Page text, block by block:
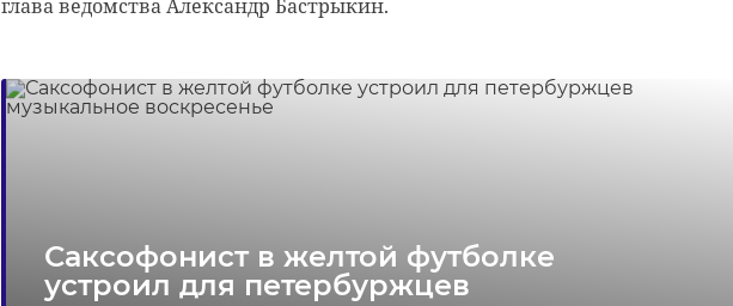
глава ведомства Александр Бастрыкин.
Саксофонист в желтой футболке
устроил для петербуржцев
выпила уксусную кислоту
Врачи Санкт-Петербурга спасают двухлетнюю девочку из Тихвина, которая по недосмотру